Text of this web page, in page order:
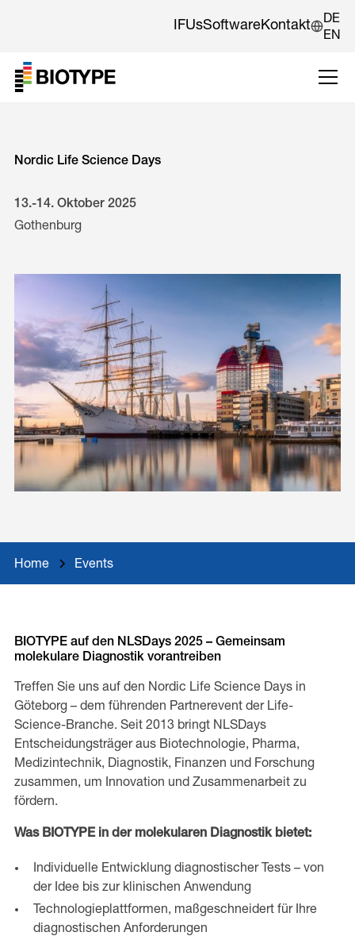
IFUsSoftwareKontakt
DE
EN
Nordic Life Science Days
13.-14. Oktober 2025
Gothenburg
Home Events
BIOTYPE auf den NLSDays 2025 – Gemeinsam
molekulare Diagnostik vorantreiben
Treffen Sie uns auf den Nordic Life Science Days in
Göteborg – dem führenden Partnerevent der Life-
Science-Branche. Seit 2013 bringt NLSDays
Entscheidungsträger aus Biotechnologie, Pharma,
Medizintechnik, Diagnostik, Finanzen und Forschung
zusammen, um Innovation und Zusammenarbeit zu
fördern.
Was BIOTYPE in der molekularen Diagnostik bietet:
Individuelle Entwicklung diagnostischer Tests – von
der Idee bis zur klinischen Anwendung
Technologieplattformen, maßgeschneidert für Ihre
diagnostischen Anforderungen